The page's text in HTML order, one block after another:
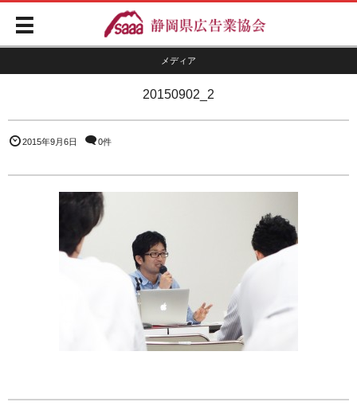
メディア
20150902_2
2015年9月6日 0件